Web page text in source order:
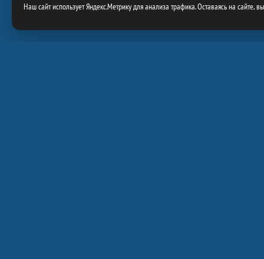
Наш сайт использует Яндекс.Метрику для анализа трафика. Оставаясь на сайте,